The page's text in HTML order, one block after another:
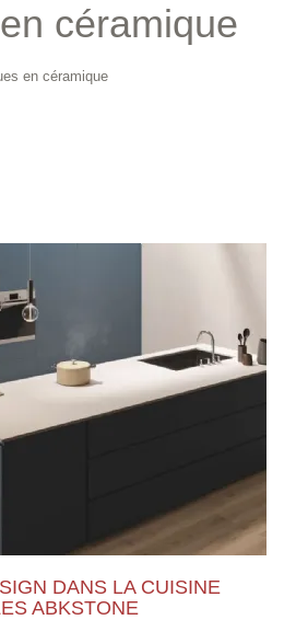
céramique
en céramique
DANS LA CUISINE
ABKSTONE